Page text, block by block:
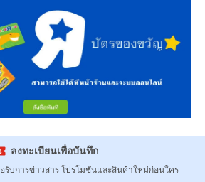
ลงทะเบียนเพื่อบันทึก
อรับการข่าวสาร โปรโมชั่นและสินค้าใหม่ก่อนใคร